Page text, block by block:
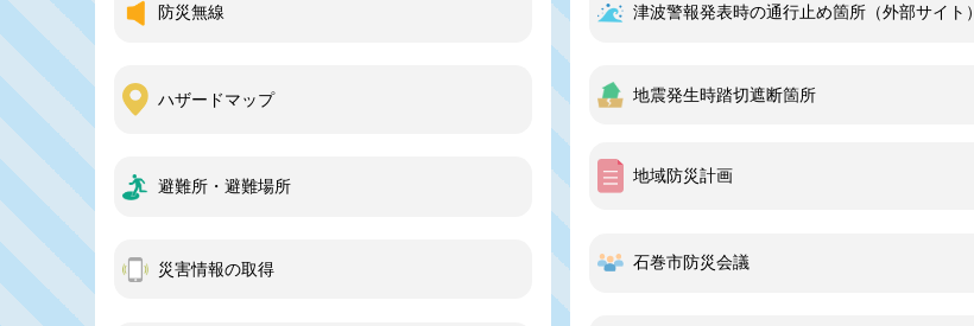
防災無線
ハザードマップ
避難所・避難場所
災害情報の取得
津波警報発表時の通行止め箇所（外部サイト）
地震発生時踏切遮断箇所
地域防災計画
石巻市防災会議